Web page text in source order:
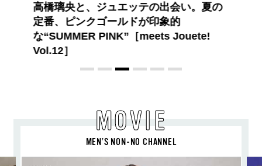
高橋璃央と、ジュエッテの出会い。夏の
定番、ピンクゴールドが印象的
な“SUMMER PINK”［meets Jouete!
Vol.12］
MOVIE
MEN’S NON-NO CHANNEL